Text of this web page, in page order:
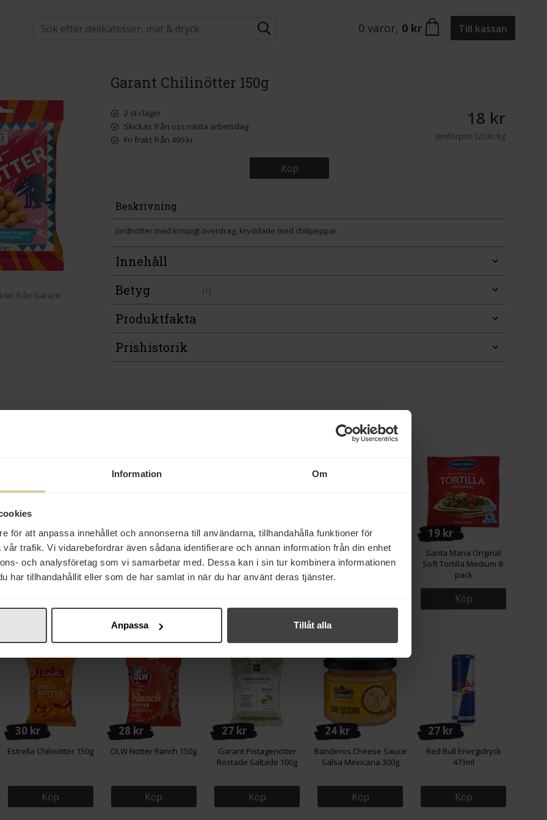
Information Om
för att anpassa innehållet och annonserna till användarna, tillhandahålla funktioner för
trafik. Vi vidarebefordrar även sådana identifierare och annan information från din enhet
och analysföretag som vi samarbetar med. Dessa kan i sin tur kombinera informationen
har tillhandahållit eller som de har samlat in när du har använt deras tjänster.
Anpassa Tillåt alla
0 varor, 0 kr Till kassan
Garant Chilinötter 150g
2 st i lager
Skickas från oss nästa arbetsdag
Fri frakt från 499 kr
18 kr
Jämförpris120 kr/kg
Köp
Beskrivning
Jordnötter med krispigt överdrag, kryddade med chilipeppar.
Innehåll
Betyg
(1)
Produktfakta
Prishistorik
28 kr
Cloetta Kexchoklad Mini
Påse 156g
42 kr
Barilla Pasta Tortellini
Ost 250g
24 kr
Sundlings Baconsnacks
125g
25 kr
Toffifee Pralin 125g
19 kr
Santa Maria Original
Soft Tortilla Medium 8-
pack
Köp
30 kr
Estrella Chilinötter 150g
Köp
28 kr
OLW Nötter Ranch 150g
Köp
27 kr
Garant Pistagenötter
Rostade Saltade 100g
Köp
24 kr
Banderos Cheese Sauce
Salsa Mexicana 300g
Köp
27 kr
Red Bull Energidryck
473ml
Köp